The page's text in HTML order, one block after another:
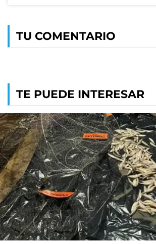
TU COMENTARIO
TE PUEDE INTERESAR